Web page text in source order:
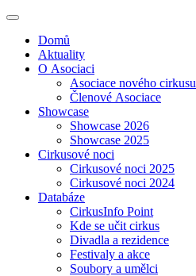
Domů
Aktuality
O Asociaci
Asociace nového cirkusu
Členové Asociace
Showcase
Showcase 2026
Showcase 2025
Cirkusové noci
Cirkusové noci 2025
Cirkusové noci 2024
Databáze
CirkusInfo Point
Kde se učit cirkus
Divadla a rezidence
Festivaly a akce
Soubory a umělci